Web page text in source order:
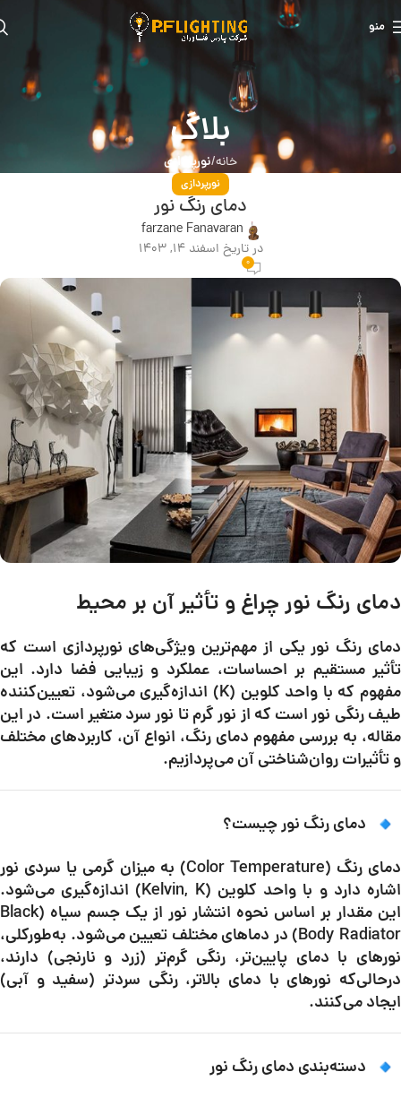
منو
بلاگ
خانه نورپردازی
نورپردازی
دمای رنگ نور
farzane Fanavaran
در تاریخ اسفند 14, 1403
0
دمای رنگ نور چراغ و تأثیر آن بر محیط
دمای رنگ نور یکی از مهم‌ترین ویژگی‌های نورپردازی است که
تأثیر مستقیم بر احساسات، عملکرد و زیبایی فضا دارد. این
مفهوم که با واحد کلوین (K) اندازه‌گیری می‌شود، تعیین‌کننده
طیف رنگی نور است که از نور گرم تا نور سرد متغیر است. در این
مقاله، به بررسی مفهوم دمای رنگ، انواع آن، کاربردهای مختلف
و تأثیرات روان‌شناختی آن می‌پردازیم.
دمای رنگ نور چیست؟
دمای رنگ (Color Temperature) به میزان گرمی یا سردی نور
اشاره دارد و با واحد کلوین (Kelvin, K) اندازه‌گیری می‌شود.
این مقدار بر اساس نحوه انتشار نور از یک جسم سیاه (Black
Body Radiator) در دماهای مختلف تعیین می‌شود. به‌طورکلی،
نورهای با دمای پایین‌تر، رنگی گرم‌تر (زرد و نارنجی) دارند،
درحالی‌که نورهای با دمای بالاتر، رنگی سردتر (سفید و آبی)
ایجاد می‌کنند.
دسته‌بندی دمای رنگ نور